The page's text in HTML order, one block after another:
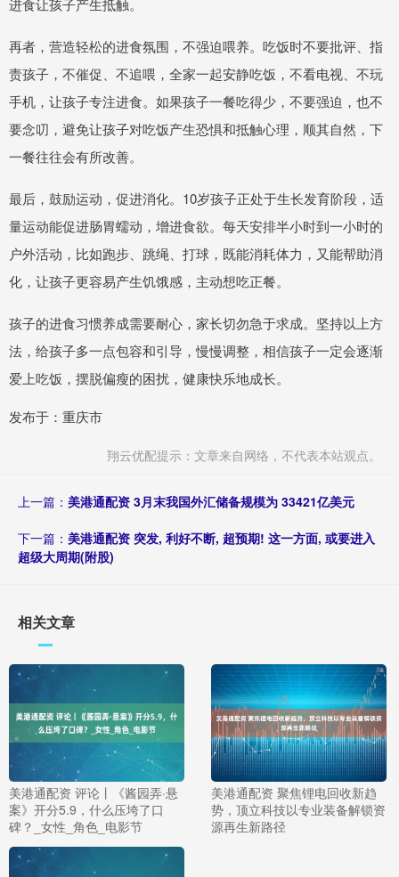
进食让孩子产生抵触。
再者，营造轻松的进食氛围，不强迫喂养。吃饭时不要批评、指
责孩子，不催促、不追喂，全家一起安静吃饭，不看电视、不玩
手机，让孩子专注进食。如果孩子一餐吃得少，不要强迫，也不
要念叨，避免让孩子对吃饭产生恐惧和抵触心理，顺其自然，下
一餐往往会有所改善。
最后，鼓励运动，促进消化。10岁孩子正处于生长发育阶段，适
量运动能促进肠胃蠕动，增进食欲。每天安排半小时到一小时的
户外活动，比如跑步、跳绳、打球，既能消耗体力，又能帮助消
化，让孩子更容易产生饥饿感，主动想吃正餐。
孩子的进食习惯养成需要耐心，家长切勿急于求成。坚持以上方
法，给孩子多一点包容和引导，慢慢调整，相信孩子一定会逐渐
爱上吃饭，摆脱偏瘦的困扰，健康快乐地成长。
发布于：重庆市
翔云优配提示：文章来自网络，不代表本站观点。
上一篇： 美港通配资 3月末我国外汇储备规模为 33421亿美元
下一篇： 美港通配资 突发, 利好不断, 超预期! 这一方面, 或要进入
超级大周期(附股)
相关文章
美港通配资 评论丨《酱园弄·悬
案》开分5.9，什么压垮了口
碑？_女性_角色_电影节
美港通配资 聚焦锂电回收新趋
势，顶立科技以专业装备解锁资
源再生新路径